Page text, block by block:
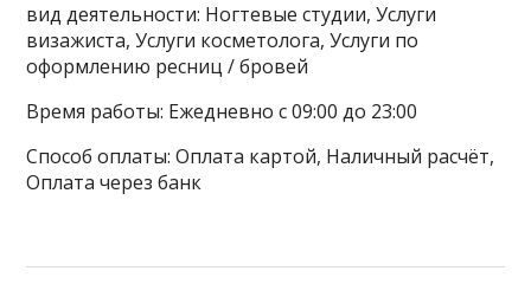
вид деятельности: Ногтевые студии, Услуги
визажиста, Услуги косметолога, Услуги по
оформлению ресниц / бровей
Время работы: Ежедневно с 09:00 до 23:00
Способ оплаты: Оплата картой, Наличный расчёт,
Оплата через банк